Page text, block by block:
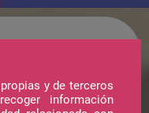
y de terceros
información